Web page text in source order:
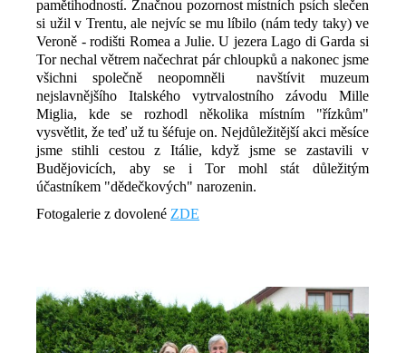
pamětihodností. Značnou pozornost místních psích slečen
si užil v Trentu, ale nejvíc se mu líbilo (nám tedy taky) ve
Veroně - rodišti Romea a Julie. U jezera Lago di Garda si
Tor nechal větrem načechrat pár chloupků a nakonec jsme
všichni společně neopomněli navštívit muzeum
nejslavnějšího Italského vytrvalostního závodu Mille
Miglia, kde se rozhodl několika místním "řízkům"
vysvětlit, že teď už tu šéfuje on. Nejdůležitější akci měsíce
jsme stihli cestou z Itálie, když jsme se zastavili v
Budějovicích, aby se i Tor mohl stát důležitým
účastníkem "dědečkových" narozenin.
Fotogalerie z dovolené ZDE